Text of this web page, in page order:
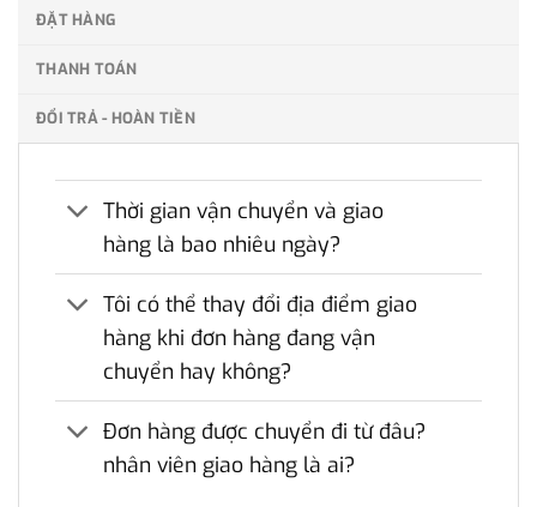
ĐẶT HÀNG
THANH TOÁN
ĐỔI TRẢ - HOÀN TIỀN
Thời gian vận chuyển và giao
hàng là bao nhiêu ngày?
Tôi có thể thay đổi địa điểm giao
hàng khi đơn hàng đang vận
chuyển hay không?
Đơn hàng được chuyển đi từ đâu?
nhân viên giao hàng là ai?